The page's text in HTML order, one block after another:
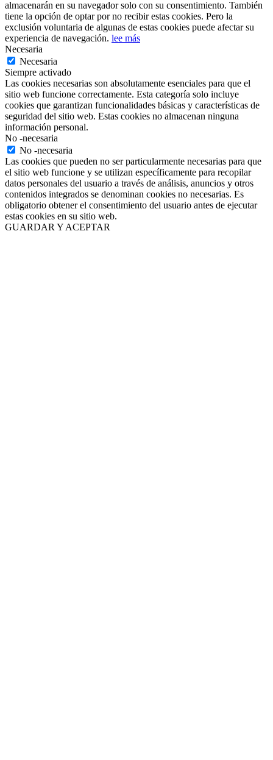
almacenarán en su navegador solo con su consentimiento. También
tiene la opción de optar por no recibir estas cookies. Pero la
exclusión voluntaria de algunas de estas cookies puede afectar su
experiencia de navegación. lee más
Necesaria
Necesaria
Siempre activado
Las cookies necesarias son absolutamente esenciales para que el
sitio web funcione correctamente. Esta categoría solo incluye
cookies que garantizan funcionalidades básicas y características de
seguridad del sitio web. Estas cookies no almacenan ninguna
información personal.
No -necesaria
No -necesaria
Las cookies que pueden no ser particularmente necesarias para que
el sitio web funcione y se utilizan específicamente para recopilar
datos personales del usuario a través de análisis, anuncios y otros
contenidos integrados se denominan cookies no necesarias. Es
obligatorio obtener el consentimiento del usuario antes de ejecutar
estas cookies en su sitio web.
GUARDAR Y ACEPTAR